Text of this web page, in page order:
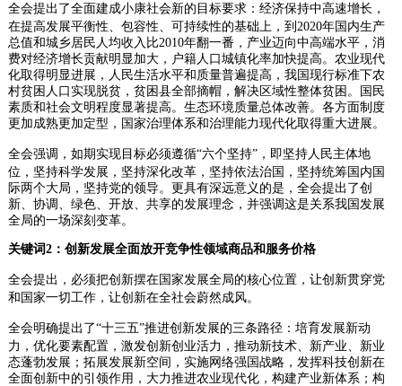
全会提出了全面建成小康社会新的目标要求：经济保持中高速增长，
在提高发展平衡性、包容性、可持续性的基础上，到2020年国内生产
总值和城乡居民人均收入比2010年翻一番，产业迈向中高端水平，消
费对经济增长贡献明显加大，户籍人口城镇化率加快提高。农业现代
化取得明显进展，人民生活水平和质量普遍提高，我国现行标准下农
村贫困人口实现脱贫，贫困县全部摘帽，解决区域性整体贫困。国民
素质和社会文明程度显著提高。生态环境质量总体改善。各方面制度
更加成熟更加定型，国家治理体系和治理能力现代化取得重大进展。
全会强调，如期实现目标必须遵循“六个坚持”，即坚持人民主体地
位，坚持科学发展，坚持深化改革，坚持依法治国，坚持统筹国内国
际两个大局，坚持党的领导。更具有深远意义的是，全会提出了创
新、协调、绿色、开放、共享的发展理念，并强调这是关系我国发展
全局的一场深刻变革。
关键词2：创新发展全面放开竞争性领域商品和服务价格
全会提出，必须把创新摆在国家发展全局的核心位置，让创新贯穿党
和国家一切工作，让创新在全社会蔚然成风。
全会明确提出了“十三五”推进创新发展的三条路径：培育发展新动
力，优化要素配置，激发创新创业活力，推动新技术、新产业、新业
态蓬勃发展；拓展发展新空间，实施网络强国战略，发挥科技创新在
全面创新中的引领作用，大力推进农业现代化，构建产业新体系；构